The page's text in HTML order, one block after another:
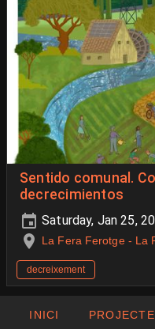
Sentido comunal.
decrecimientos
Saturday, Jan 25,
La Fera Ferotge - La
decreixement
INICI PROJECTE